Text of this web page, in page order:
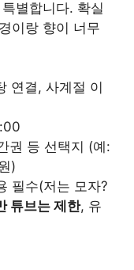
별합니다. 확실
이랑 향이 너무
연결, 사계절 이
권 등 선택지 (예:
)
필수(저는 모자?
튜브는 제한, 유